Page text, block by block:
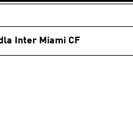
Inter Miami CF